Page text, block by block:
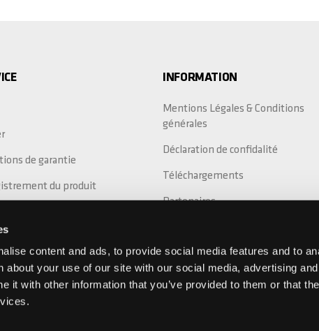
content and ads, to provide social media features and to
about your use of our site with our social media, advertising
it with other information that you’ve provided to them or that
de garantie
du produit
INFORMATION
Mentions Légales & Conditions
générales
Déclaration de confidalité
Téléchargements
Partenaires